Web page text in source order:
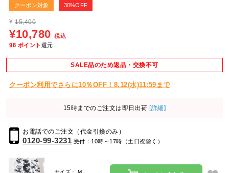
クーポン対象 30%OFF
¥ 15,400
¥10,780 税込
98 ポイント 還元
SALE品のため返品・交換不可
クーポン利用でさらに10％OFF！8.12(水)11:59まで
15時までのご注文は即日出荷 [詳細]
お電話でのご注文（代金引換のみ）
0120-99-3231 受付：10時～17時（土日祝除く）
サイズ： M